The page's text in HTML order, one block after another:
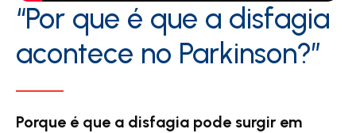
“Por que é que a disfagia
acontece no Parkinson?”
Porque é que a disfagia pode surgir em